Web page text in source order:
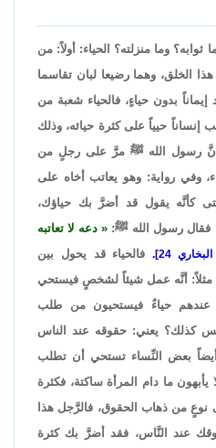
ثوابه؟ وما منزلته؟ الحياء: أولاً: من
الخلق، وهما رضيعا لبان تقاسما
إيماناً بدون حياءٍ، فالحياء شعبة من
إنساناً حيياً على كثرة حيائه، وذلك
أنَّ رسول الله ﷺ مرَّ على رجلٍ من
وفي رواية: وهو يعاتب أخاه على
كأنَّه يقول قد أضرَّ بك حياؤك،
رسول الله ﷺ:
دعه لا تعاتبه
24].
فالحياء قد يحول بين
أنَّه عمل شيئاً لشخصٍ فيستحي
عندهم حياءٌ فيستحيون من طلب
كذلك؟ يعني: حقوقه عند الناس
بعض النِّساء تستحي أن تطلب
ما دام المرأة ساكتة، فكثرة
نوعٍ من ذهاب الحقوق، فالرَّجل هذا
عند النَّاس، فقد أضرَّ بك كثرة